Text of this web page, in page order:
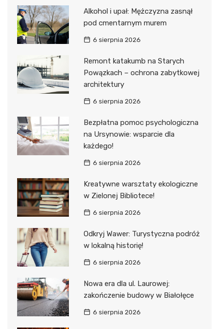
Alkohol i upał: Mężczyzna zasnął
pod cmentarnym murem
6 sierpnia 2026
Remont katakumb na Starych
Powązkach – ochrona zabytkowej
architektury
6 sierpnia 2026
Bezpłatna pomoc psychologiczna
na Ursynowie: wsparcie dla
każdego!
6 sierpnia 2026
Kreatywne warsztaty ekologiczne
w Zielonej Bibliotece!
6 sierpnia 2026
Odkryj Wawer: Turystyczna podróż
w lokalną historię!
6 sierpnia 2026
Nowa era dla ul. Laurowej:
zakończenie budowy w Białołęce
6 sierpnia 2026